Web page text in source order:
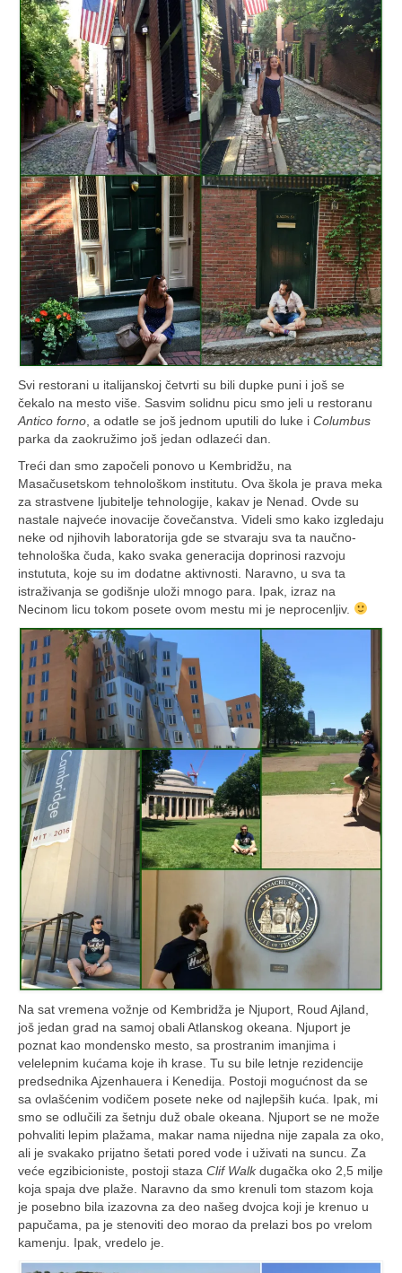
Svi restorani u italijanskoj četvrti su bili dupke puni i još se
čekalo na mesto više. Sasvim solidnu picu smo jeli u restoranu
Antico forno , a odatle se još jednom uputili do luke i Columbus
parka da zaokružimo još jedan odlazeći dan.
Treći dan smo započeli ponovo u Kembridžu, na
Masačusetskom tehnološkom institutu. Ova škola je prava meka
za strastvene ljubitelje tehnologije, kakav je Nenad. Ovde su
nastale najveće inovacije čovečanstva. Videli smo kako izgledaju
neke od njihovih laboratorija gde se stvaraju sva ta naučno-
tehnološka čuda, kako svaka generacija doprinosi razvoju
instututa, koje su im dodatne aktivnosti. Naravno, u sva ta
istraživanja se godišnje uloži mnogo para. Ipak, izraz na
Necinom licu tokom posete ovom mestu mi je neprocenljiv.
Na sat vremena vožnje od Kembridža je Njuport, Roud Ajland,
još jedan grad na samoj obali Atlanskog okeana. Njuport je
poznat kao mondensko mesto, sa prostranim imanjima i
velelepnim kućama koje ih krase. Tu su bile letnje rezidencije
predsednika Ajzenhauera i Kenedija. Postoji mogućnost da se
sa ovlašćenim vodičem posete neke od najlepših kuća. Ipak, mi
smo se odlučili za šetnju duž obale okeana. Njuport se ne može
pohvaliti lepim plažama, makar nama nijedna nije zapala za oko,
ali je svakako prijatno šetati pored vode i uživati na suncu. Za
veće egzibicioniste, postoji staza Clif Walkdugačka oko 2,5 milje
koja spaja dve plaže. Naravno da smo krenuli tom stazom koja
je posebno bila izazovna za deo našeg dvojca koji je krenuo u
papučama, pa je stenoviti deo morao da prelazi bos po vrelom
kamenju. Ipak, vredelo je.